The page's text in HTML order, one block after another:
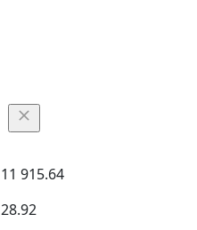
11 915.64
28.92